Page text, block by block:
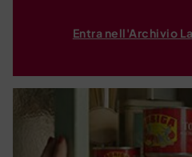
Entra nell'Archivio